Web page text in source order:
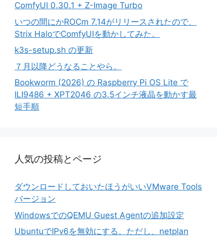
ComfyUI 0.30.1 + Z-Image Turbo
いつの間にかROCm 7.14がリリースされたので、
Strix HaloでComfyUIを動かしてみた。
k3s-setup.sh の更新
７月以降どうなることやら。
Bookworm (2026) の Raspberry Pi OS Lite で
ILI9486 + XPT2046 の3.5インチ液晶を動かす最
短手順
人気の投稿とページ
ダウンロードしておいたほうがいいVMware Tools
バージョン
WindowsでのQEMU Guest Agentの追加設定
UbuntuでIPv6を無効にする。ただし、netplan